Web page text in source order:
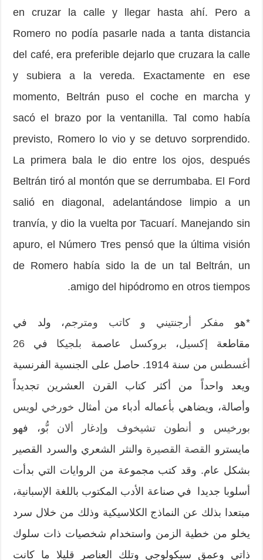
en cruzar la calle y llegar hasta ahí. Pero a
Romero no podía pasarle nada a tanta distancia
del café, era preferible dejarlo que cruzara la calle
y subiera a la vereda. Exactamente en ese
momento, Beltrán puso el coche en marcha y
sacó el brazo por la ventanilla. Tal como había
previsto, Romero lo vio y se detuvo sorpren­dido.
La primera bala le dio entre los ojos, después
Beltrán tiró al montón que se derrumbaba. El Ford
salió en diagonal, adelantándose limpio a un
tranvía, y dio la vuelta por Tacuarí. Manejando sin
apuro, el Número Tres pensó que la última visión
de Romero había sido la de un tal Beltrán, un
amigo del hipó­dromo en otros tiempos.
*هو مفكر أرجنتيني و كاتب ومترجم، ولد في
مقاطعة
إكسيل، بروكسل عاصمة بلجيكا في 26
أغسطس
من سنة 1914. حاصل على الجنسية الفرنسية
ويعد واحداً من أكثر كتاب القرن العشرين تجديداً
وأصالة، ويضاهي بأعماله أدباء من أمثال خورخي لويس
بورخيس
و أنطون تشيخوف وإدغار ألان بُّو، فهو
مايسترو
القصة القصيرة والنثر الشعري والسرد القصير
بشكل عام. وقد كتب مجموعة من الروايات التي بدأت
أسلوبا جديدا في صناعة الأدب المكتوب باللغة الإسبانية،
مبتعدا بذلك عن النماذج الكلاسيكية وذلك من خلال سرد
يخلو من خطية الزمن واستخدام شخصيات ذات سلوك
ذاتي وعمق سيكولوجي وتلك العناصر قليلا ما كانت